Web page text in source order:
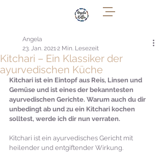
Kitchari – Ein Klassiker der
ayurvedischen Küche
Angela
23. Jan. 20212 Min. Lesezeit
Kitchari ist ein Eintopf aus Reis, Linsen und
Gemüse und ist eines der bekanntesten
ayurvedischen Gerichte. Warum auch du dir
unbedingt ab und zu ein Kitchari kochen
solltest, werde ich dir nun verraten.
Kitchari ist ein ayurvedisches Gericht mit
heilender und entgiftender Wirkung.